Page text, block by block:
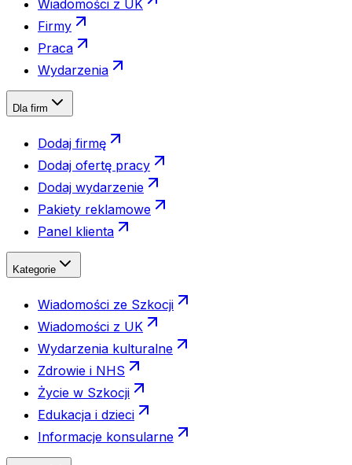
Wiadomości z UK
Firmy
Praca
Wydarzenia
Dla firm
Dodaj firmę
Dodaj ofertę pracy
Dodaj wydarzenie
Pakiety reklamowe
Panel klienta
Kategorie
Wiadomości ze Szkocji
Wiadomości z UK
Wydarzenia kulturalne
Zdrowie i NHS
Życie w Szkocji
Edukacja i dzieci
Informacje konsularne